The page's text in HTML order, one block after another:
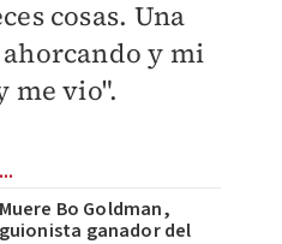
cosas. Una
y mi
me vio".
Muere Bo Goldman,
guionista ganador del